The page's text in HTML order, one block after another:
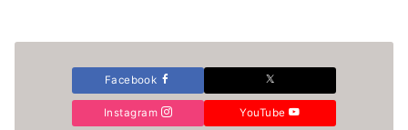
Facebook
Instagram YouTube